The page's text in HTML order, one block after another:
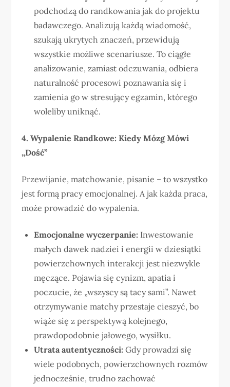
podchodzą do randkowania jak do projektu
badawczego. Analizują każdą wiadomość,
szukają ukrytych znaczeń, przewidują
wszystkie możliwe scenariusze. To ciągłe
analizowanie, zamiast odczuwania, odbiera
naturalność procesowi poznawania się i
zamienia go w stresujący egzamin, którego
woleliby uniknąć.
4. Wypalenie Randkowe: Kiedy Mózg Mówi
„Dość”
Przewijanie, matchowanie, pisanie – to wszystko
jest formą pracy emocjonalnej. A jak każda praca,
może prowadzić do wypalenia.
Emocjonalne wyczerpanie: Inwestowanie
małych dawek nadziei i energii w dziesiątki
powierzchownych interakcji jest niezwykle
męczące. Pojawia się cynizm, apatia i
poczucie, że „wszyscy są tacy sami”. Nawet
otrzymywanie matchy przestaje cieszyć, bo
wiąże się z perspektywą kolejnego,
prawdopodobnie jałowego, wysiłku.
Utrata autentyczności: Gdy prowadzi się
wiele podobnych, powierzchownych rozmów
jednocześnie, trudno zachować